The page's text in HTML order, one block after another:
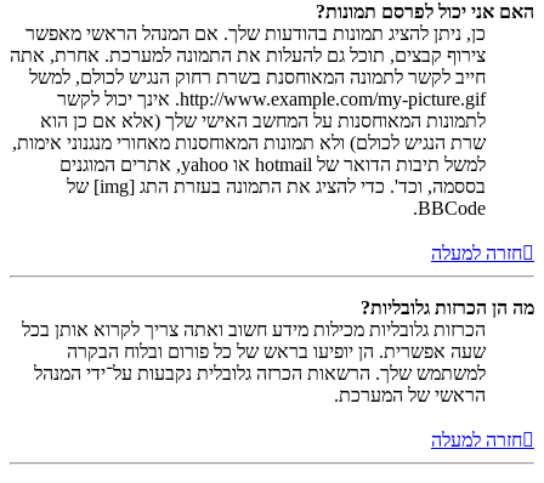
האם אני יכול לפרסם תמונות?
כן, ניתן להציג תמונות בהודעות שלך. אם המנהל הראשי מאפשר
צירוף קבצים, תוכל גם להעלות את התמונה למערכת. אחרת, אתה
חייב לקשר לתמונה המאוחסנת בשרת רחוק הנגיש לכולם, למשל
http://www.example.com/my-picture.gif. אינך יכול לקשר
לתמונות המאוחסנות על המחשב האישי שלך (אלא אם כן הוא
שרת הנגיש לכולם) ולא תמונות המאוחסנות מאחורי מנגנוני אימות,
למשל תיבות הדואר של hotmail או yahoo, אתרים המוגנים
בססמה, וכד'. כדי להציג את התמונה בעזרת התג [img] של
BBCode.
חזרה למעלה
מה הן הכרזות גלובליות?
הכרזות גלובליות מכילות מידע חשוב ואתה צריך לקרוא אותן בכל
שעה אפשרית. הן יופיעו בראש של כל פורום ובלוח הבקרה
למשתמש שלך. הרשאות הכרזה גלובלית נקבעות על־ידי המנהל
הראשי של המערכת.
חזרה למעלה